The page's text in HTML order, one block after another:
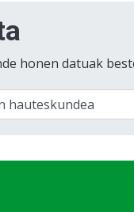
honen datuak